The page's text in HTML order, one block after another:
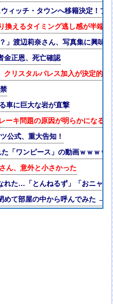
ィッチ・タウンへ移籍決定！プ
換えるタイミング逃し感が半端な
」渡辺莉奈さん、写真集に興味
金正恩、死亡確認
クリスタルパレス加入が決定的
車に巨大な岩が直撃
ーキ問題の原因が明らかになる
公式、重大告知！
「ワンピース」の動画ｗｗｗｗ
ん、意外と小さかった
れた…「とんねるず」「おニャ
めて部屋の中から呼んでみた →